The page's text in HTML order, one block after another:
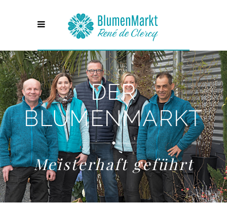
DER
BLUMENMARKT
Meisterhaft geführt